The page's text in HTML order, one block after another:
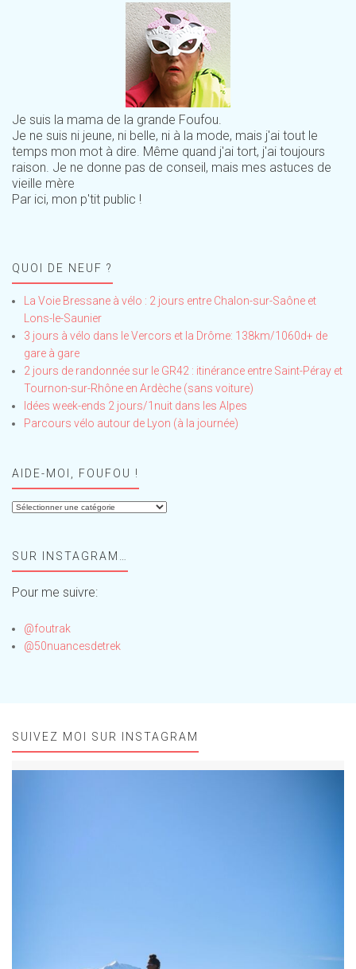
Je suis la mama de la grande Foufou.
Je ne suis ni jeune, ni belle, ni à la mode, mais j'ai tout le
temps mon mot à dire. Même quand j'ai tort, j'ai toujours
raison. Je ne donne pas de conseil, mais mes astuces de
vieille mère
Par ici, mon p'tit public !
QUOI DE NEUF ?
La Voie Bressane à vélo : 2 jours entre Chalon-sur-Saône et
Lons-le-Saunier
3 jours à vélo dans le Vercors et la Drôme: 138km/1060d+ de
gare à gare
2 jours de randonnée sur le GR42 : itinérance entre Saint-Péray et
Tournon-sur-Rhône en Ardèche (sans voiture)
Idées week-ends 2 jours/1nuit dans les Alpes
Parcours vélo autour de Lyon (à la journée)
AIDE-MOI, FOUFOU !
Aide-
!SUR INSTAGRAM…
Pour me suivre:
@foutrak
@50nuancesdetrek
SUIVEZ MOI SUR INSTAGRAM